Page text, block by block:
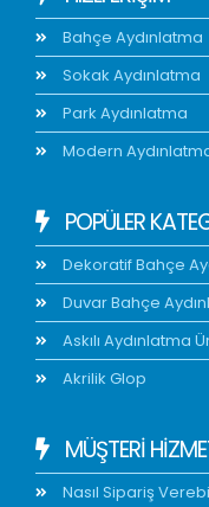
Bahçe Aydınlatma
Sokak Aydınlatma
Park Aydınlatma
Modern
POPÜLER
Dekoratif Bahçe
Duvar Bahçe
Askılı Aydınlatma
Akrilik Glop
MÜŞTERİ
Nasıl Sipariş